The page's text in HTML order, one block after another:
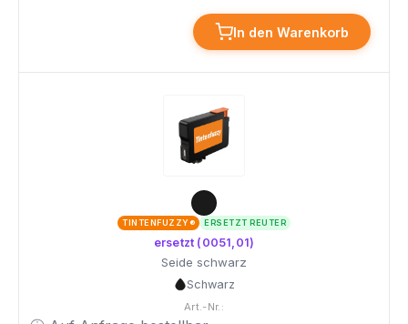
In den Warenkorb
TINTENFUZZY® ERSETZT REUTER
ersetzt (0051,01)
Seide schwarz
Schwarz
Art.-Nr.: